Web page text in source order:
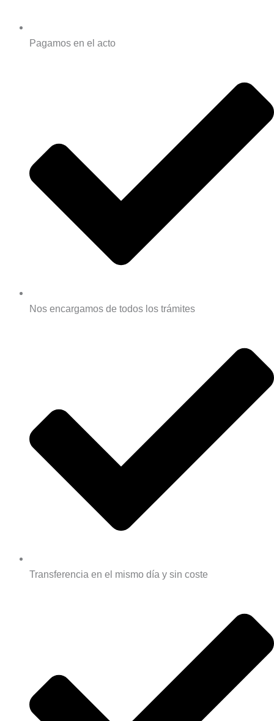
Pagamos en el acto
Nos encargamos de todos los trámites
Transferencia en el mismo día y sin coste